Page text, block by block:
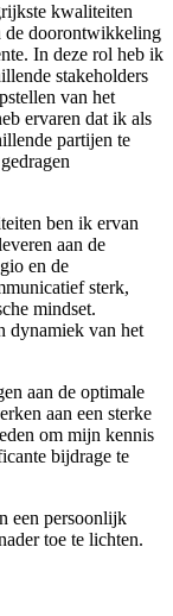
kwaliteiten
de doorontwikkeling
In deze rol heb ik
stakeholders
van het
ervaren dat ik als
partijen te
ben ik ervan
aan de
en de
sterk,
mindset.
dynamiek van het
aan de optimale
aan een sterke
om mijn kennis
bijdrage te
een persoonlijk
toe te lichten.